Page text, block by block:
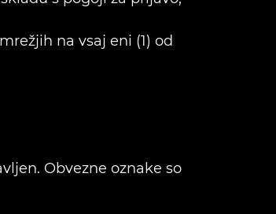
na vsaj eni (1) od
Obvezne oznake so